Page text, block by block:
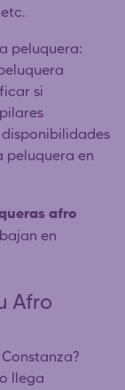
peluquera:
si
peluquera en
afro
en
Afro
llega